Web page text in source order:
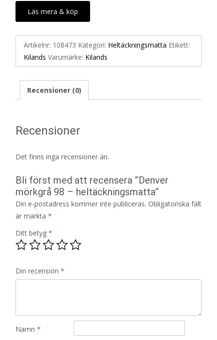
Läs mera & köp
Artikelnr: 108473 Kategori: Heltäckningsmatta Etikett:
Kilands Varumärke: Kilands
Recensioner (0)
Recensioner
Det finns inga recensioner än.
Bli först med att recensera ”Denver
mörkgrå 98 – heltäckningsmatta”
Din e-postadress kommer inte publiceras. Obligatoriska fält
är märkta *
Ditt betyg *
Din recension *
Namn *